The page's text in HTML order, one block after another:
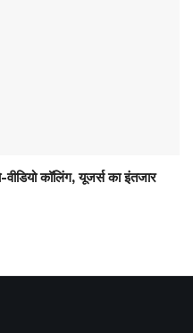
कॉलिंग, यूजर्स का इंतजार